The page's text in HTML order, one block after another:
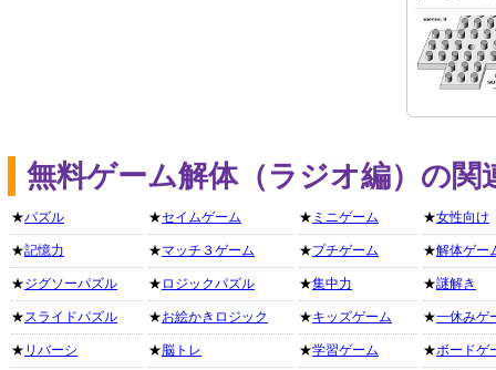
無料ゲーム解体（ラジオ編）の
★パズル
★記憶力
★ジグソーパズル
★スライドパズル
★ リバーシ
★セイムゲーム
★マッチ３ゲーム
★ ロジックパズル
★お絵かきロジック
★脳トレ
★ ミニゲーム
★プチゲーム
★集中力
★キッズゲーム
★学習ゲーム
★女性向け
★解体ゲー
★謎解き
★一休みゲ
★ボードゲ